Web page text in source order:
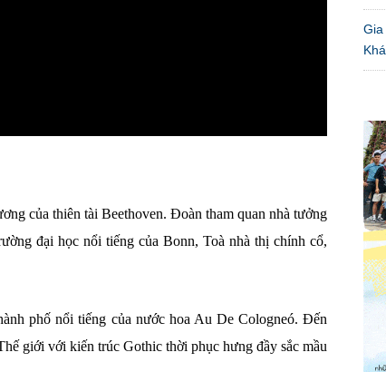
của thiên tài Beethoven. Đoàn tham quan nhà tưởng
đại học nổi tiếng của Bonn, Toà nhà thị chính cổ,
phố nổi tiếng của nước hoa Au De Cologneó. Đến
giới với kiến trúc Gothic thời phục hưng đầy sắc mầu
Gia